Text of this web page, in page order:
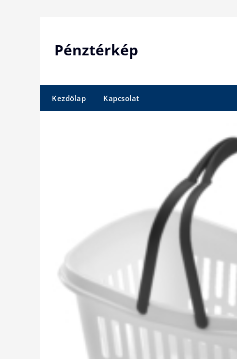
Pénztérkép
Kezdőlap Kapcsolat